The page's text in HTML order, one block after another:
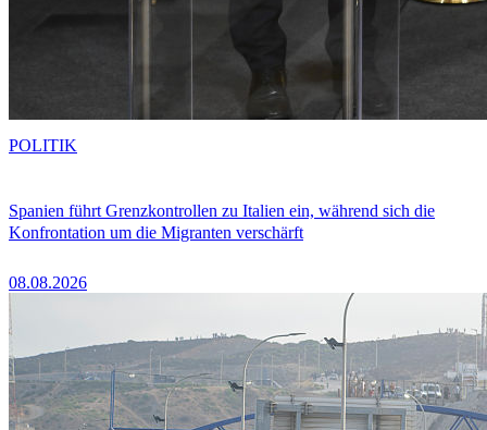
Spanien führt Grenzkontrollen zu Italien ein, während sich die
Konfrontation um die Migranten verschärft
08.08.2026
POLITIK